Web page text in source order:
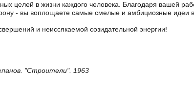
целей в жизни каждого человека. Благодаря вашей
- вы воплощаете самые смелые и амбициозные идеи
и неиссякаемой созидательной энергии!
"Строители". 1963